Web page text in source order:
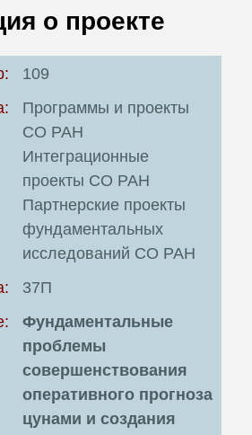
о проекте
109
Программы и проекты
СО РАН
Интеграционные
проекты СО РАН
Партнерские проекты
фундаментальных
исследований СО РАН
37П
Фундаментальные
проблемы
совершенствования
оперативного прогноза
цунами и создания